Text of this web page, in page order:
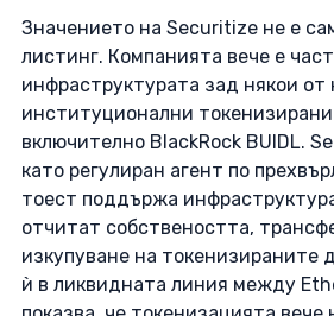
Значението на Securitize не е
листинг. Компанията вече е
инфраструктурата зад някои
институционални
включително BlackRock BUIDL.
като регулиран агент по
тоест поддържа
отчитат собствеността,
изкупуване на токенизираните
ѝ в ликвидната линия между